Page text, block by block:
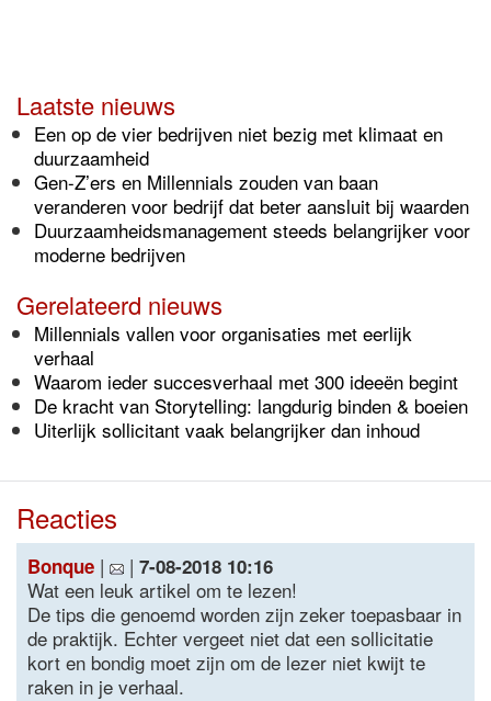
Laatste nieuws
Een op de vier bedrijven niet bezig met klimaat en
duurzaamheid
Gen-Z’ers en Millennials zouden van baan
veranderen voor bedrijf dat beter aansluit bij waarden
Duurzaamheidsmanagement steeds belangrijker voor
moderne bedrijven
Gerelateerd nieuws
Millennials vallen voor organisaties met eerlijk
verhaal
Waarom ieder succesverhaal met 300 ideeën begint
De kracht van Storytelling: langdurig binden & boeien
Uiterlijk sollicitant vaak belangrijker dan inhoud
Reacties
Bonque | | 7-08-2018 10:16
Wat een leuk artikel om te lezen!
De tips die genoemd worden zijn zeker toepasbaar in
de praktijk. Echter vergeet niet dat een sollicitatie
kort en bondig moet zijn om de lezer niet kwijt te
raken in je verhaal.